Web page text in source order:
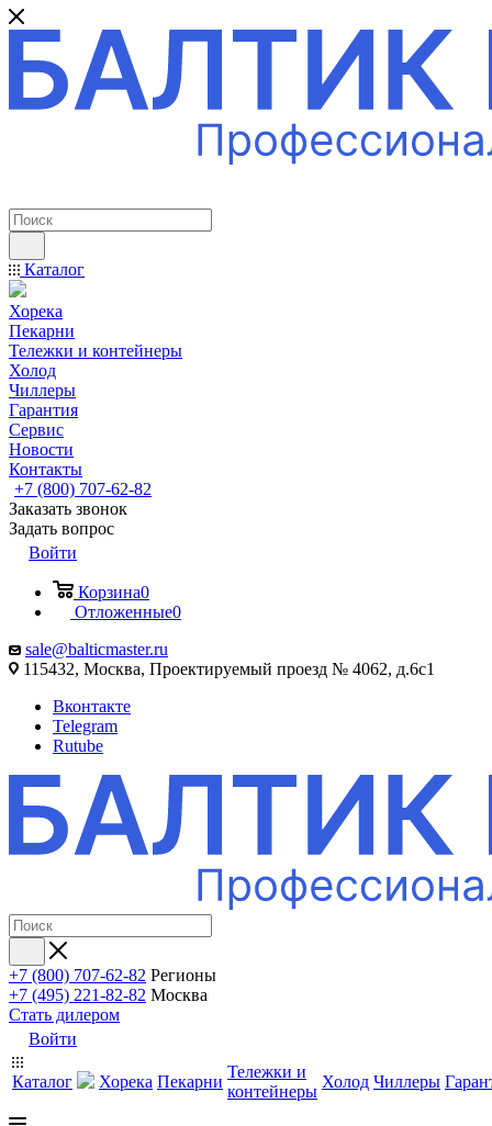
Каталог
Хорека
Пекарни
Тележки и контейнеры
Холод
Чиллеры
Гарантия
Сервис
Новости
Контакты
+7 (800) 707-62-82
Заказать звонок
Задать вопрос
Войти
Корзина0
Отложенные0
sale@balticmaster.ru
115432, Москва, Проектируемый проезд № 4062, д.6с1
Вконтакте
Telegram
Rutube
+7 (800) 707-62-82 Регионы
+7 (495) 221-82-82 Москва
Стать дилером
Войти
Каталог Хорека Пекарни
Тележки и
контейнеры
Холод Чиллеры